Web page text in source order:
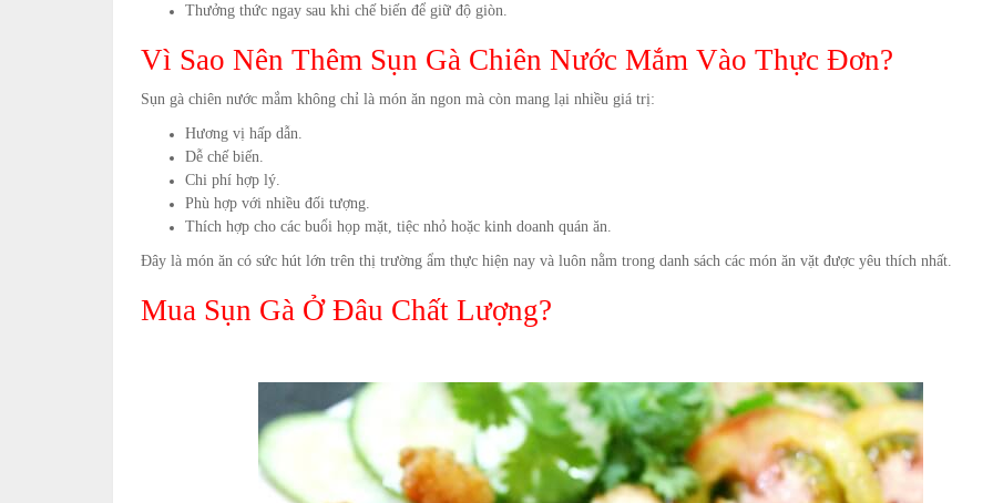
Thưởng thức ngay sau khi chế biến để giữ độ giòn.
Vì Sao Nên Thêm Sụn Gà Chiên Nước Mắm Vào Thực Đơn?
Sụn gà chiên nước mắm không chỉ là món ăn ngon mà còn mang lại nhiều giá trị:
Hương vị hấp dẫn.
Dễ chế biến.
Chi phí hợp lý.
Phù hợp với nhiều đối tượng.
Thích hợp cho các buổi họp mặt, tiệc nhỏ hoặc kinh doanh quán ăn.
Đây là món ăn có sức hút lớn trên thị trường ẩm thực hiện nay và luôn nằm trong danh sách các món ăn vặt được yêu thích nhất.
Mua Sụn Gà Ở Đâu Chất Lượng?